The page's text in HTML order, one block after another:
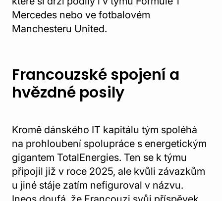
Mercedes nebo ve fotbalovém
Manchesteru United.
Francouzské spojení a
hvězdné posily
Kromě dánského IT kapitálu tým spoléhá
na prohloubení spolupráce s energetickým
gigantem TotalEnergies. Ten se k týmu
připojil již v roce 2025, ale kvůli závazkům
u jiné stáje zatím nefiguroval v názvu.